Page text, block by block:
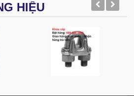
HIỆU